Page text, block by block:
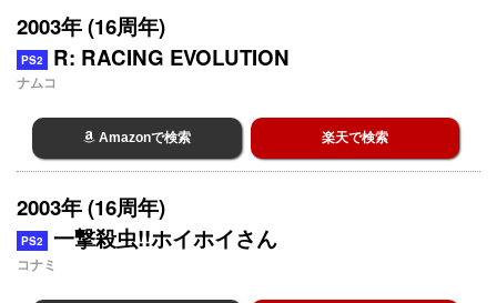
2003年 (16周年)
PS2 R: RACING EVOLUTION
ナムコ
Amazonで検索 楽天で検索
2003年 (16周年)
PS2 一撃殺虫!!ホイホイさん
コナミ